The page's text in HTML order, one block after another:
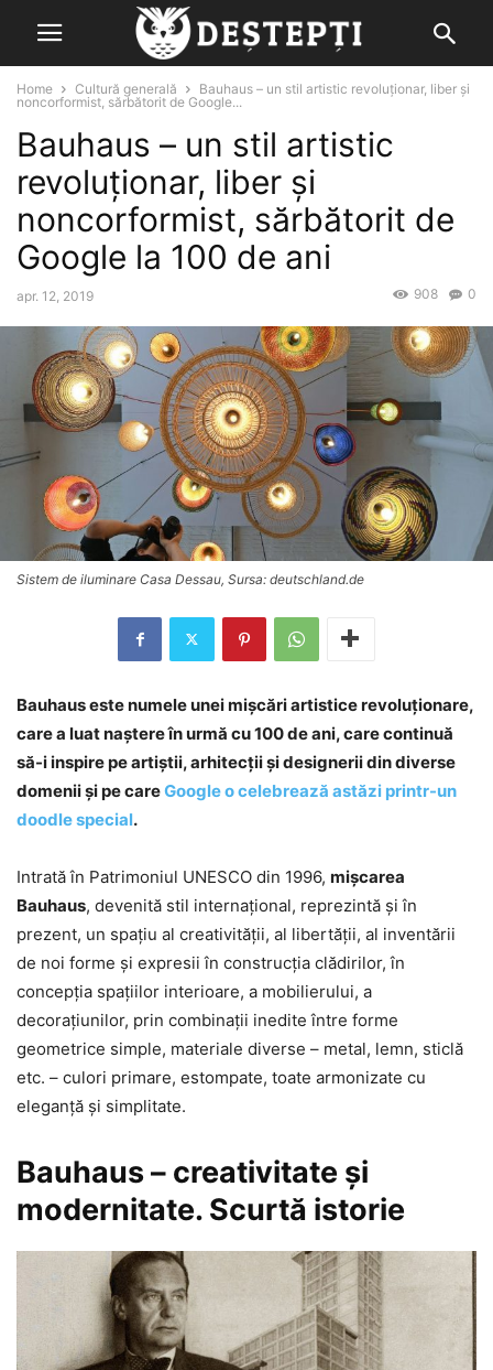
Home Cultură generală
Bauhaus – un stil artistic revoluţionar, liber şi
noncorformist, sărbătorit de Google...
Bauhaus – un stil artistic
revoluţionar, liber şi
noncorformist, sărbătorit de
Google la 100 de ani
apr. 12, 2019 0
908
Sistem de iluminare Casa Dessau, Sursa: deutschland.de
Bauhaus este numele unei mişcări artistice revoluţionare,
care a luat naştere în urmă cu 100 de ani, care continuă
să-i inspire pe artiştii, arhitecţii şi designerii din diverse
domenii şi pe careGoogle o celebrează astăzi printr-un
doodle special.
Intrată în Patrimoniul UNESCO din 1996, mişcarea
Bauhaus, devenită stil internaţional, reprezintă şi în
prezent, un spaţiu al creativităţii, al libertăţii, al inventării
de noi forme şi expresii în construcţia clădirilor, în
concepţia spaţiilor interioare, a mobilierului, a
decoraţiunilor, prin combinaţii inedite între forme
geometrice simple, materiale diverse – metal, lemn, sticlă
etc. – culori primare, estompate, toate armonizate cu
eleganţă şi simplitate.
Bauhaus – creativitate şi
modernitate. Scurtă istorie